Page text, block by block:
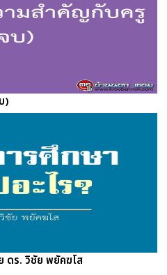
)
ดร. วิชัย พยัคฆโส